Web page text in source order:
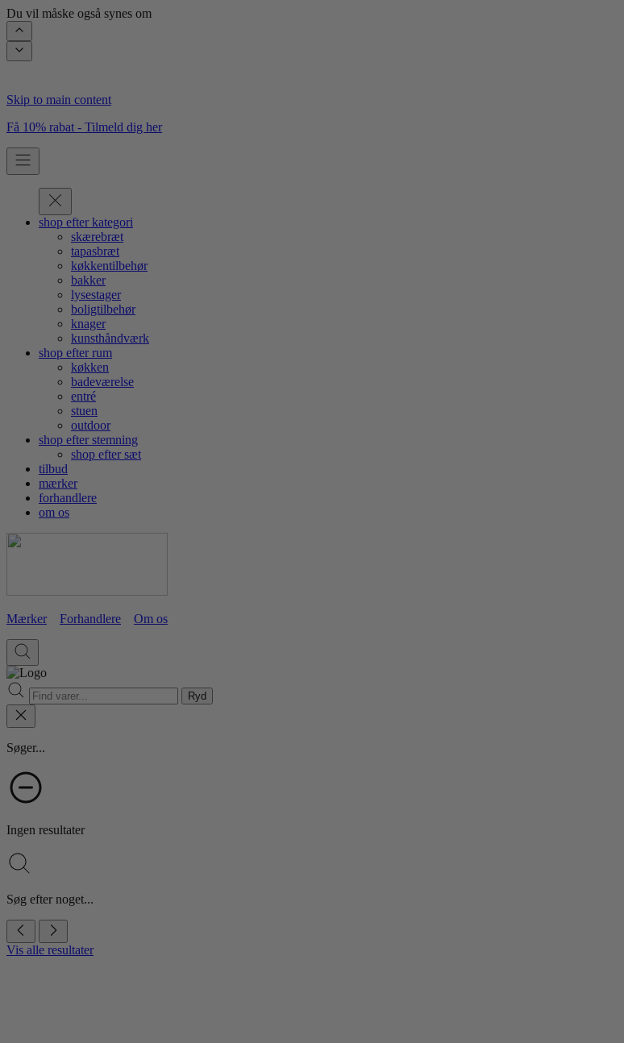
Du vil måske også synes om
Skip to main content
Få 10% rabat - Tilmeld dig her
shop efter kategori
skærebræt
tapasbræt
køkkentilbehør
bakker
lysestager
boligtilbehør
knager
kunsthåndværk
shop efter rum
køkken
badeværelse
entré
stuen
outdoor
shop efter stemning
shop efter sæt
tilbud
mærker
forhandlere
om os
Mærker Forhandlere Om os
Ryd
Søger...
Ingen resultater
Søg efter noget...
Vis alle resultater